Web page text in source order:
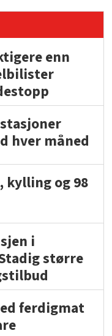
enn
hver måned
kylling og 98
i
større
ferdigmat